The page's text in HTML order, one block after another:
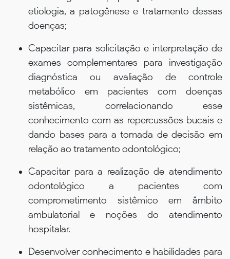
etiologia, a patogênese e tratamento dessas
doenças;
Capacitar para solicitação e interpretação de
exames complementares para investigação
diagnóstica ou avaliação de controle
metabólico em pacientes com doenças
sistêmicas, correlacionando esse
conhecimento com as repercussões bucais e
dando bases para a tomada de decisão em
relação ao tratamento odontológico;
Capacitar para a realização de atendimento
odontológico a pacientes com
comprometimento sistêmico em âmbito
ambulatorial e noções do atendimento
hospitalar.
Desenvolver conhecimento e habilidades para